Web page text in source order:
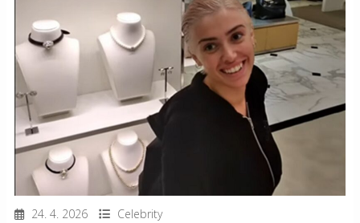
24. 4. 2026 Celebrity